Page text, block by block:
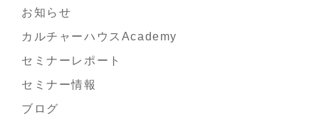
お知らせ
カルチャーハウスAcademy
セミナーレポート
セミナー情報
ブログ